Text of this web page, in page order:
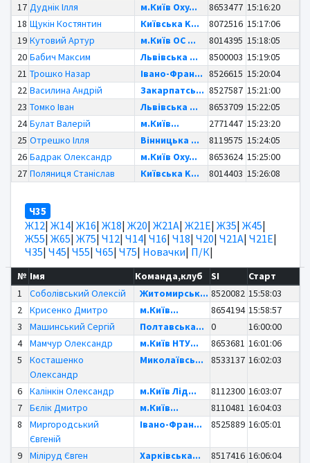
17 Дуднік Ілля м.Київ Oxy... 8653477 15:16:20
18 Щукін Костянтин Київська K... 8072516 15:17:06
19 Кутовий Артур м.Київ OC ... 8014395 15:18:05
20 Бабич Максим Львівська ... 8500003 15:19:05
21 Трошко Назар Івано-Фран... 8526615 15:20:04
22 Василина Андрій Закарпатсь... 8527587 15:21:00
23 Томко Іван Львівська ... 8653709 15:22:05
24 Булат Валерій м.Київ... 2771447 15:23:20
25 Отрешко Ілля Вінницька ... 8119575 15:24:05
26 Бадрак Олександр м.Київ Oxy... 8653624 15:25:00
27 Поляниця Станіслав Київська K... 8014403 15:26:08
Ч35
Ж12| Ж14| Ж16| Ж18| Ж20| Ж21А| Ж21Е| Ж35| Ж45|
Ж55| Ж65| Ж75| Ч12| Ч14| Ч16| Ч18| Ч20| Ч21А| Ч21Е|
Ч35| Ч45| Ч55| Ч65| Ч75| Новачки| П/К|
№ Імя Команда,клуб SI
Старт
1
Cоболівський Олексій Житомирськ... 8520082 15:58:03
2
Крисенко Дмитро м.Київ... 8654194 15:58:57
3
Машинський Сергій Полтавська... 0
16:00:00
4
Мамчур Олександр м.Київ НТУ... 8653681 16:01:06
5
Косташенко
Олександр
Миколаївсь... 8533137 16:02:03
6 Калінкін Олександр м.Київ Лід... 8112300 16:03:07
7
Бєлік Дмитро м.Київ... 8110481 16:04:03
8
Миргородський
Євгеній
Івано-Фран... 8525889 16:05:01
9 Міліруд Євген Харківська... 8517416 16:06:04